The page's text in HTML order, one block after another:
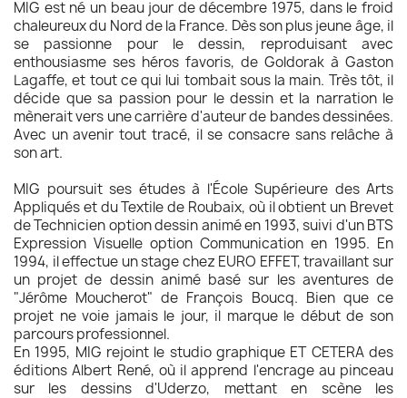
MIG est né un beau jour de décembre 1975, dans le froid
chaleureux du Nord de la France. Dès son plus jeune âge, il
se passionne pour le dessin, reproduisant avec
enthousiasme ses héros favoris, de Goldorak à Gaston
Lagaffe, et tout ce qui lui tombait sous la main. Très tôt, il
décide que sa passion pour le dessin et la narration le
mènerait vers une carrière d'auteur de bandes dessinées.
Avec un avenir tout tracé, il se consacre sans relâche à
son art.
MIG poursuit ses études à l'École Supérieure des Arts
Appliqués et du Textile de Roubaix, où il obtient un Brevet
de Technicien option dessin animé en 1993, suivi d'un BTS
Expression Visuelle option Communication en 1995. En
1994, il effectue un stage chez EURO EFFET, travaillant sur
un projet de dessin animé basé sur les aventures de
"Jérôme Moucherot" de François Boucq. Bien que ce
projet ne voie jamais le jour, il marque le début de son
parcours professionnel.
En 1995, MIG rejoint le studio graphique ET CETERA des
éditions Albert René, où il apprend l'encrage au pinceau
sur les dessins d'Uderzo, mettant en scène les